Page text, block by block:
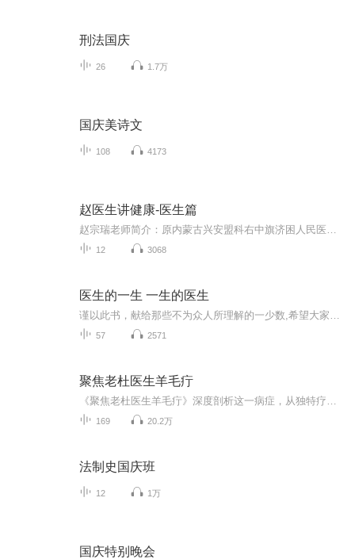
刑法国庆
26 1.7万
国庆美诗文
108 4173
赵医生讲健康-医生篇
12 3068
医生的一生 一生的医生
57 2571
聚焦老杜医生羊毛疔
169 20.2万
法制史国庆班
12 1万
国庆特别晚会